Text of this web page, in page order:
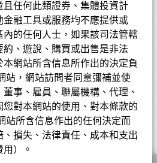
且任何此類證券、集體投資計
融工具或服務均不應提供或
內的任何人士，如果該司法管轄
、遊說、購買或出售是非法
本網站所含信息所作出的決定負
站，網站訪問者同意彌補並使
事、雇員、聯屬機構、代理、
對本網站的使用、對本條款的
站所含信息作出的任何決定而
損失、法律責任、成本和支出
用）。
categories.
Values. Range: -60 to 40.
MSCI All Country World Index
(Net)
5.00%
LU2290526677
0.00%
USD 1000
盧森堡
BlackRock (Luxembourg) S.A.
32.68%
13.17
比重(%)
6.32
3.75
3.74
3.64
LTD
3.43
基金 基準
Net
41.40 32.14
9.26
18.60 21.88
-3.28
淨值 變動 變動(%)
資產淨值截至
0.33 1.82
2026年8月7日
0.48 1.64
2026年8月7日
5.58 1.75
2026年8月7日
0.60
Menge
Director
供傳統以外的指標，連同其他指標及
金在環境、社會、管治(ESG)方面的
目前或未來表現的指引，亦不反映基
資訊僅用於提高透明度和僅供參考。
或孤立地考慮可持續發展特徵，而是
全面地瞭解基金可能透過其投資而暴